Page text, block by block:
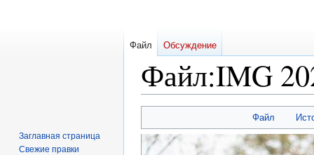
Файл:IMG
к
навигации
к
поиску
Файл
Файл Обсуждение
Заглавная страница
Свежие правки